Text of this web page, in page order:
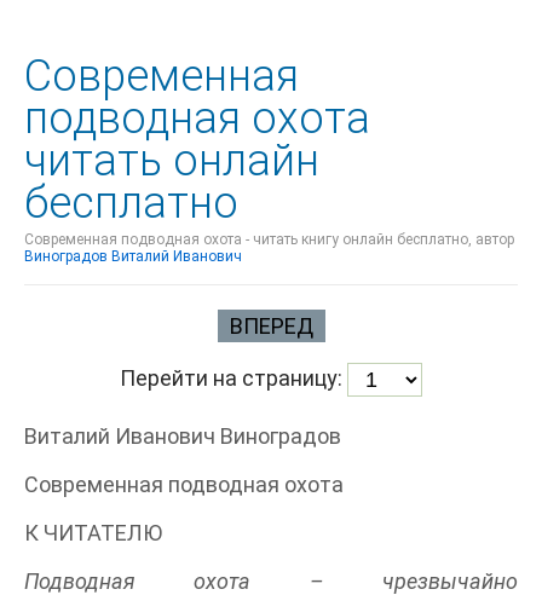
Современная
подводная охота
читать онлайн
бесплатно
Современная подводная охота - читать книгу онлайн бесплатно, автор
Виноградов Виталий Иванович
ВПЕРЕД
Перейти на страницу:
Виталий Иванович Виноградов
Современная подводная охота
К ЧИТАТЕЛЮ
Подводная охота – чрезвычайно